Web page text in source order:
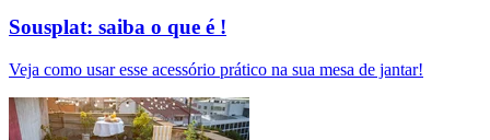
Sousplat: saiba o que é !
Veja como usar esse acessório prático na sua mesa de jantar!